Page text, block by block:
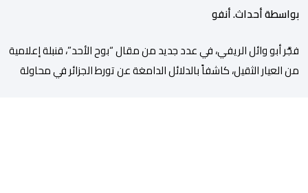
بواسطة أحداث. أنفو
فجَّر أبو وائل الريفي، في عدد جديد من مقال “بوح الأحد”، قنبلة إعلامية
من العيار الثقيل، كاشفاً بالدلائل الدامغة عن تورط الجزائر في محاولة